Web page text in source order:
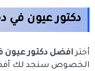
دكتور عيون
أخترافضل دكتور عيون
الخصوص سنجد لك